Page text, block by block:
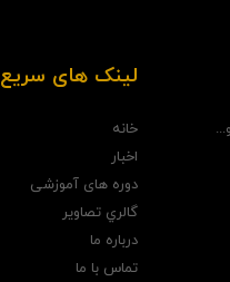
لینک های سریع
خانه
اخبار
دوره های آموزشی
گالري تصاوير
درباره ما
تماس با ما